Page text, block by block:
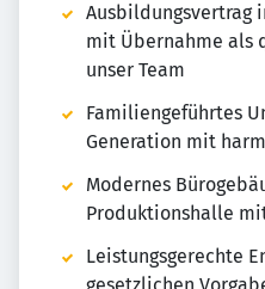
Ausbildungsvertrag
mit Übernahme als
unser Team
Familiengeführtes
Generation mit
Modernes
Produktionshalle
Leistungsgerechte